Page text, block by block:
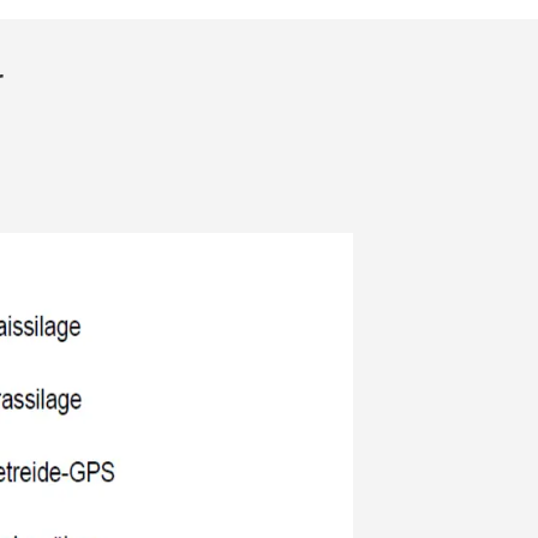
Themen
unter
WECHSELN